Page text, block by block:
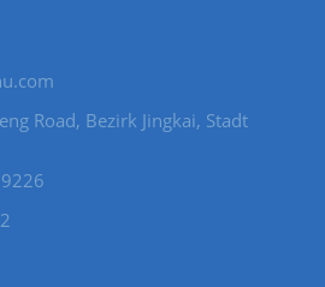
Road, Bezirk Jingkai, Stadt